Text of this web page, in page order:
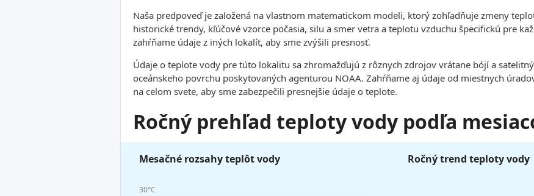
Naša predpoveď je založená na vlastnom matematickom modeli, ktorý zohľadňuje zmeny
historické trendy, kľúčové vzorce počasia, silu a smer vetra a teplotu vzduchu špecifickú pre
zahŕňame údaje z iných lokalít, aby sme zvýšili presnosť.
Údaje o teplote vody pre túto lokalitu sa zhromažďujú z rôznych zdrojov vrátane bójí a
oceánskeho povrchu poskytovaných agenturou NOAA. Zahŕňame aj údaje od miestnych
na celom svete, aby sme zabezpečili presnejšie údaje o teplote.
Ročný prehľad teploty vody podľa
Mesačné rozsahy teplôt vody
30°C
Ročný trend teploty vody